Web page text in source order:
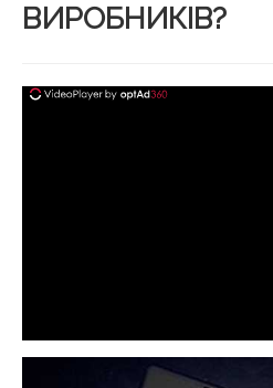
ВИРОБНИКІВ?